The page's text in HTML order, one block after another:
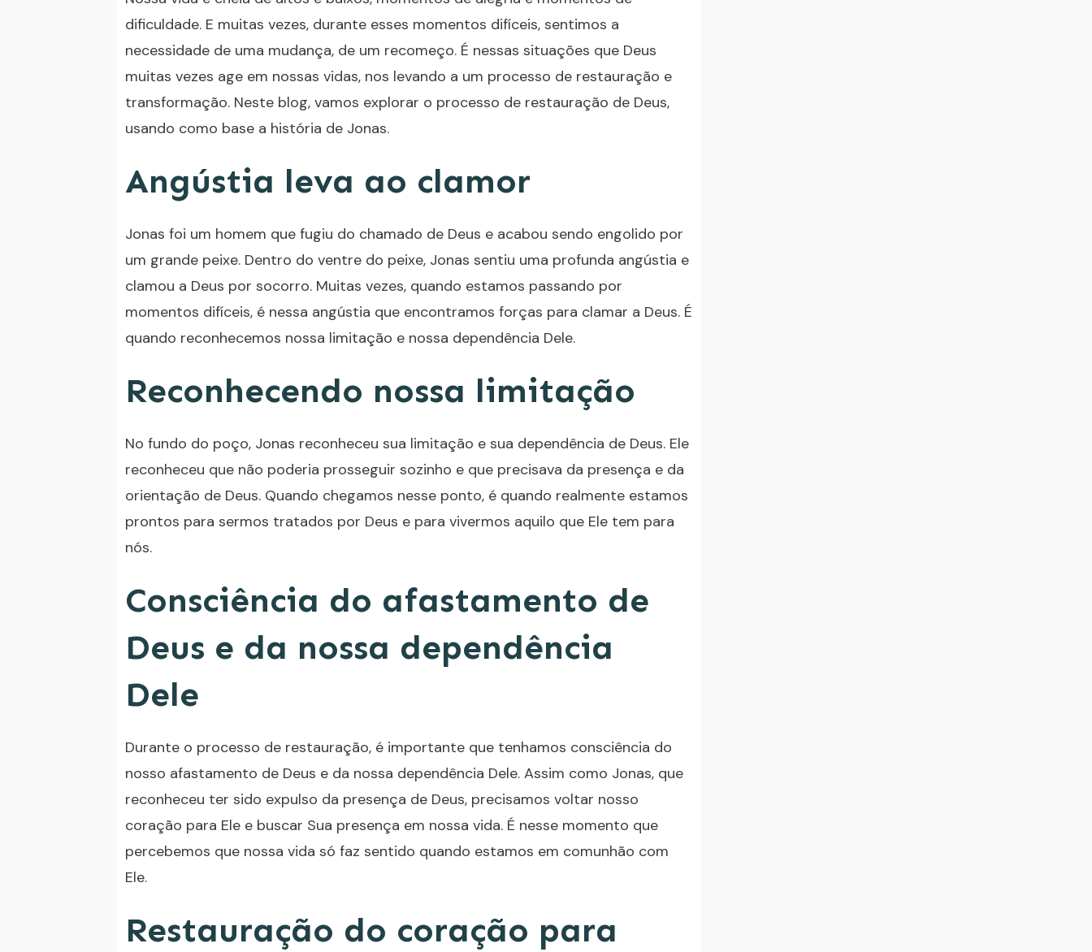
dificuldade. E muitas vezes, durante esses momentos difíceis, sentimos a
necessidade de uma mudança, de um recomeço. É nessas situações que Deus
muitas vezes age em nossas vidas, nos levando a um processo de restauração e
transformação. Neste blog, vamos explorar o processo de restauração de Deus,
usando como base a história de Jonas.
Angústia leva ao clamor
Jonas foi um homem que fugiu do chamado de Deus e acabou sendo engolido por
um grande peixe. Dentro do ventre do peixe, Jonas sentiu uma profunda angústia e
clamou a Deus por socorro. Muitas vezes, quando estamos passando por
momentos difíceis, é nessa angústia que encontramos forças para clamar a Deus. É
quando reconhecemos nossa limitação e nossa dependência Dele.
Reconhecendo nossa limitação
No fundo do poço, Jonas reconheceu sua limitação e sua dependência de Deus. Ele
reconheceu que não poderia prosseguir sozinho e que precisava da presença e da
orientação de Deus. Quando chegamos nesse ponto, é quando realmente estamos
prontos para sermos tratados por Deus e para vivermos aquilo que Ele tem para
nós.
Consciência do afastamento de
Deus e da nossa dependência
Dele
Durante o processo de restauração, é importante que tenhamos consciência do
nosso afastamento de Deus e da nossa dependência Dele. Assim como Jonas, que
reconheceu ter sido expulso da presença de Deus, precisamos voltar nosso
coração para Ele e buscar Sua presença em nossa vida. É nesse momento que
percebemos que nossa vida só faz sentido quando estamos em comunhão com
Ele.
Restauração do coração para